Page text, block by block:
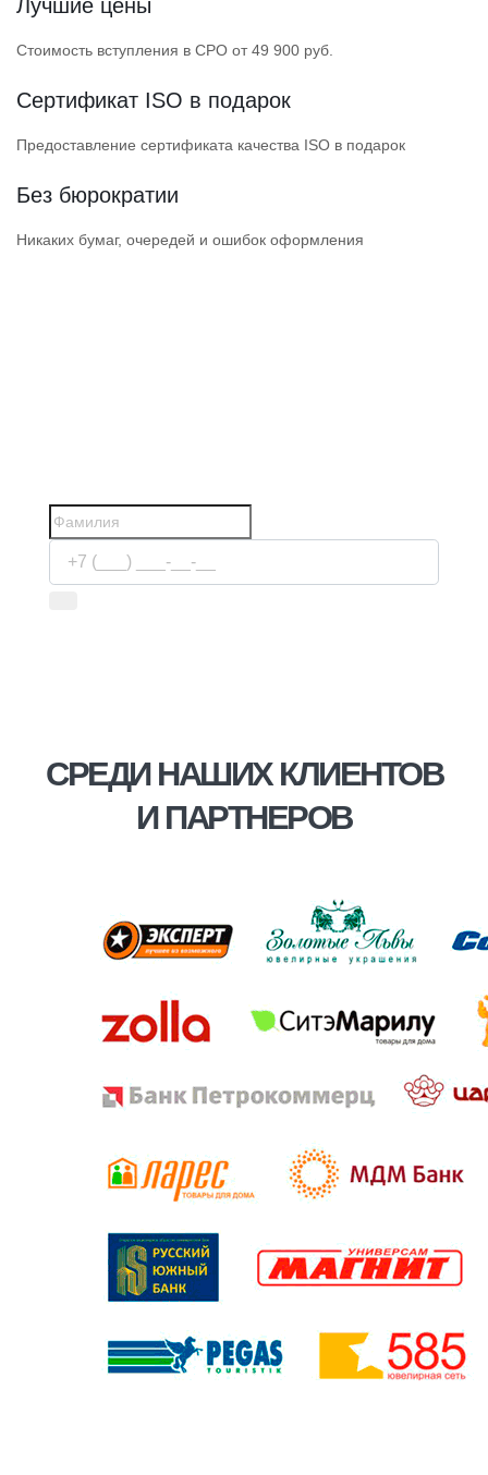
Лучшие цены
Стоимость вступления в СРО от 49 900 руб.
Сертификат ISO в подарок
Предоставление сертификата качества ISO в подарок
Без бюрократии
Никаких бумаг, очередей и ошибок оформления
СРЕДИ НАШИХ КЛИЕНТОВ
И ПАРТНЕРОВ